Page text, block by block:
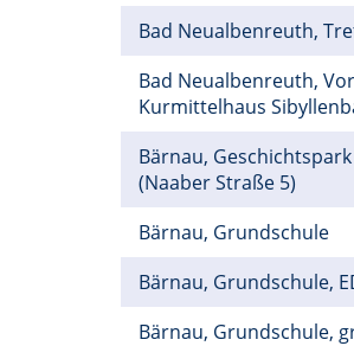
Bad Neualbenreuth,
Bad Neualbenreuth,
Kurmittelhaus
Bärnau,
(Naaber Straße 5)
Bärnau, Grundschule
Bärnau, Grundschule,
Bärnau, Grundschule,